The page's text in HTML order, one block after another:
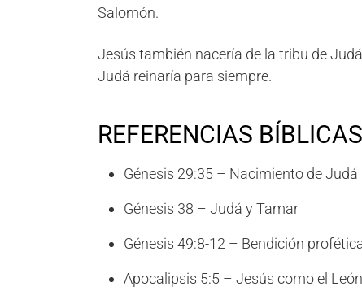
Salomón.
Jesús también nacería de la tribu de
Judá reinaría para siempre.
REFERENCIAS BÍBLICAS
Génesis 29:35 – Nacimiento de Judá
Génesis 38 – Judá y Tamar
Génesis 49:8-12 – Bendición
Apocalipsis 5:5 – Jesús como el